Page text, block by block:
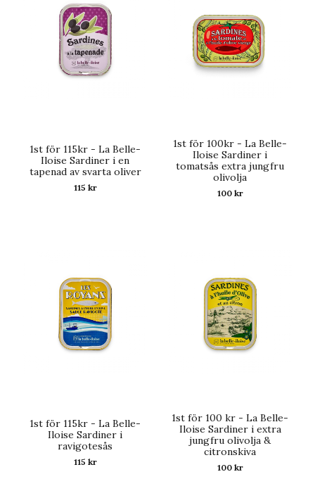
1st för 115kr - La Belle-
Iloise Sardiner i en
tapenad av svarta oliver
115 kr
1st för 100kr - La Belle-
Iloise Sardiner i
tomatsås extra jungfru
olivolja
100 kr
1st för 115kr - La Belle-
Iloise Sardiner i
ravigotesås
115 kr
1st för 100 kr - La Belle-
Iloise Sardiner i extra
jungfru olivolja &
citronskiva
100 kr